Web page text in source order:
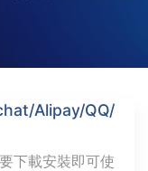
Alipay/QQ/
下載安裝即可使